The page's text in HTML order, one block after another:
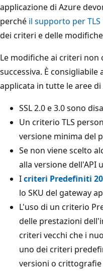
applicazione di Azure
perché il supporto per TLS
dei criteri e delle
Le modifiche ai criteri non
successiva. È
applicata in tutte le aree di
SSL 2.0 e 3.0 sono
Un criterio TLS
versione minima del
Se non viene scelto
alla versione dell'API
Icriteri Predefiniti
lo SKU del gateway
L'uso di un criterio
delle prestazioni
criteri vecchi che i
uno dei criteri
versioni o crittografie